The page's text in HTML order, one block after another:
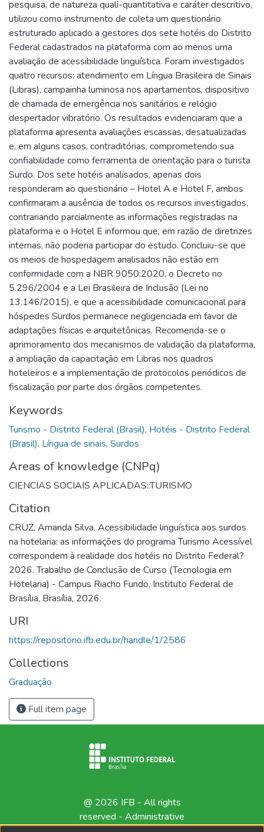
pesquisa, de natureza quali-quantitativa e caráter descritivo,
utilizou como instrumento de coleta um questionário
estruturado aplicado a gestores dos sete hotéis do Distrito
Federal cadastrados na plataforma com ao menos uma
avaliação de acessibilidade linguística. Foram investigados
quatro recursos: atendimento em Língua Brasileira de Sinais
(Libras), campainha luminosa nos apartamentos, dispositivo
de chamada de emergência nos sanitários e relógio
despertador vibratório. Os resultados evidenciaram que a
plataforma apresenta avaliações escassas, desatualizadas
e, em alguns casos, contraditórias, comprometendo sua
confiabilidade como ferramenta de orientação para o turista
Surdo. Dos sete hotéis analisados, apenas dois
responderam ao questionário – Hotel A e Hotel F, ambos
confirmaram a ausência de todos os recursos investigados,
contrariando parcialmente as informações registradas na
plataforma e o Hotel E informou que, em razão de diretrizes
internas, não poderia participar do estudo. Concluiu-se que
os meios de hospedagem analisados não estão em
conformidade com a NBR 9050:2020, o Decreto no
5.296/2004 e a Lei Brasileira de Inclusão (Lei no
13.146/2015), e que a acessibilidade comunicacional para
hóspedes Surdos permanece negligenciada em favor de
adaptações físicas e arquitetônicas. Recomenda-se o
aprimoramento dos mecanismos de validação da plataforma,
a ampliação da capacitação em Libras nos quadros
hoteleiros e a implementação de protocolos periódicos de
fiscalização por parte dos órgãos competentes.
Keywords
Turismo - Distrito Federal (Brasil), Hotéis - Distrito Federal
(Brasil), Língua de sinais, Surdos
Areas of knowledge (CNPq)
CIENCIAS SOCIAIS APLICADAS::TURISMO
Citation
CRUZ, Amanda Silva. Acessibilidade linguística aos surdos
na hotelaria: as informações do programa Turismo Acessível
correspondem à realidade dos hotéis no Distrito Federal?
2026. Trabalho de Conclusão de Curso (Tecnologia em
Hotelaria) - Campus Riacho Fundo, Instituto Federal de
Brasília, Brasília, 2026.
URI
https://repositorio.ifb.edu.br/handle/1/2586
Collections
Graduação
Full item page
@ 2026 IFB - All rights
reserved - Administrative